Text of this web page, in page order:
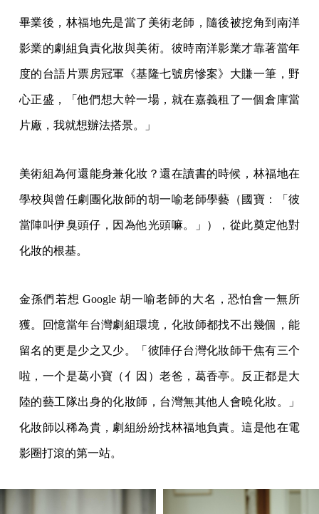
畢業後，林福地先是當了美術老師，隨後被挖角到南洋
影業的劇組負責化妝與美術。彼時南洋影業才靠著當年
度的台語片票房冠軍《基隆七號房慘案》大賺一筆，野
心正盛，「他們想大幹一場，就在嘉義租了一個倉庫當
片廠，我就想辦法搭景。」
美術組為何還能身兼化妝？還在讀書的時候，林福地在
學校與曾任劇團化妝師的胡一喻老師學藝（國寶：「彼
當陣叫伊臭頭仔，因為他光頭嘛。」），從此奠定他對
化妝的根基。
金孫們若想 Google 胡一喻老師的大名，恐怕會一無所
獲。回憶當年台灣劇組環境，化妝師都找不出幾個，能
留名的更是少之又少。「彼陣仔台灣化妝師干焦有三个
啦，一个是葛小寶（亻因）老爸，葛香亭。反正都是大
陸的藝工隊出身的化妝師，台灣無其他人會曉化妝。」
化妝師以稀為貴，劇組紛紛找林福地負責。這是他在電
影圈打滾的第一站。